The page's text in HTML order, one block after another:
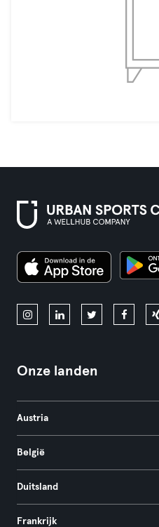
Onze landen
Austria
België
Duitsland
Frankrijk